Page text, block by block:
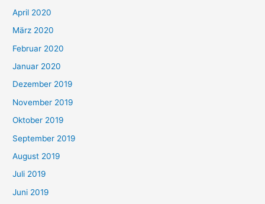
April 2020
März 2020
Februar 2020
Januar 2020
Dezember 2019
November 2019
Oktober 2019
September 2019
August 2019
Juli 2019
Juni 2019